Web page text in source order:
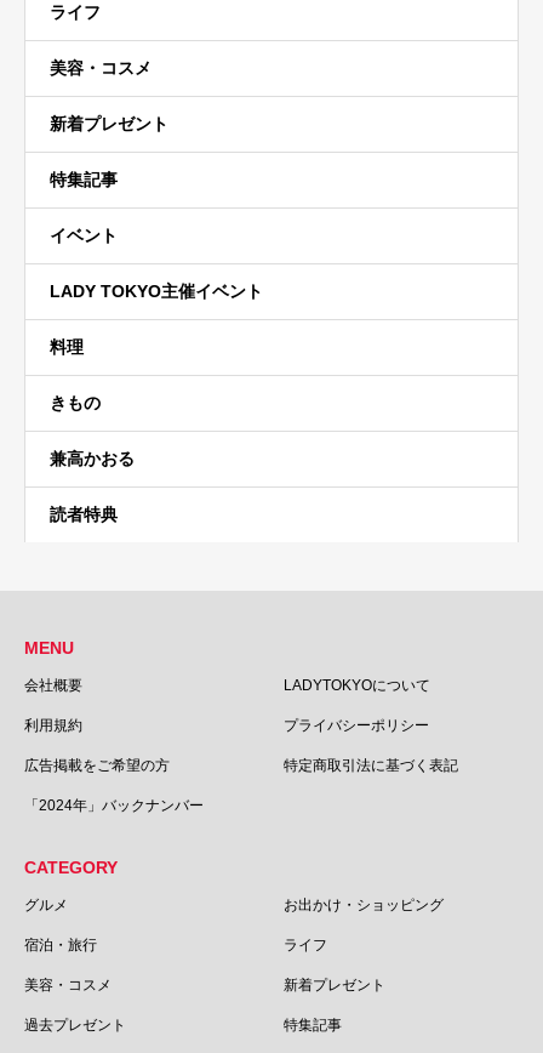
ライフ
美容・コスメ
新着プレゼント
特集記事
イベント
LADY TOKYO主催イベント
料理
きもの
兼高かおる
読者特典
MENU
会社概要 LADYTOKYOについて
利用規約 プライバシーポリシー
広告掲載をご希望の方 特定商取引法に基づく表記
「2024年」バックナンバー
CATEGORY
グルメ お出かけ・ショッピング
宿泊・旅行 ライフ
美容・コスメ 新着プレゼント
過去プレゼント 特集記事